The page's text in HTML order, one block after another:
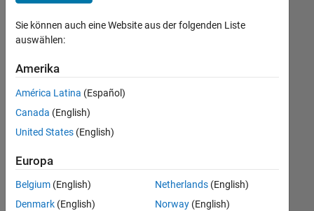
Commercial Sales
Customer Support
Education Sales
Sales Operations
Marketing Communications
Finance and Operations
Legal
+8
Derzeit
es
keine
offenen
Stellen,
Ihren
Suchkriterien
entsprechen.
Sie können auch eine Website aus der folgenden Liste
auswählen:
Amerika
América Latina (Español)
Canada (English)
United States (English)
Europa
Belgium (English)
Denmark (English)
Netherlands(English)
Norway(English)